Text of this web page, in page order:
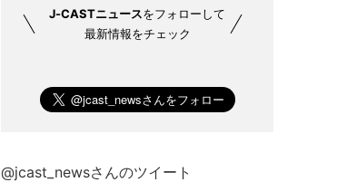
J-CASTニュースをフォローして
最新情報をチェック
@jcast_newsさんのツイート